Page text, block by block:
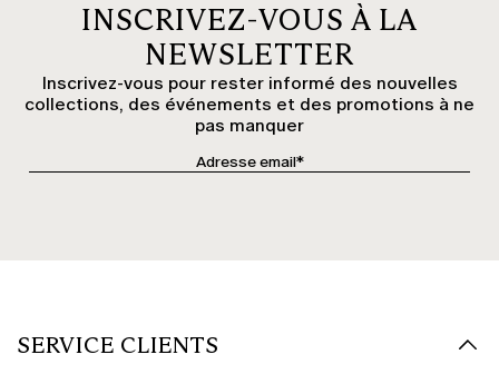
INSCRIVEZ-VOUS À LA
NEWSLETTER
Inscrivez-vous pour rester informé des nouvelles
collections, des événements et des promotions à ne
pas manquer
SERVICE CLIENTS